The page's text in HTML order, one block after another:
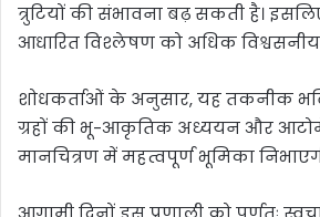
त्रुटियों की संभावना बढ़ सकती है।
आधारित विश्लेषण को अधिक विश्वसनीय
शोधकर्ताओं के अनुसार, यह तकनीक
ग्रहों की भू-आकृतिक अध्ययन और
मानचित्रण में महत्वपूर्ण भूमिका